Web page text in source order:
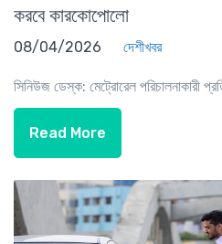
করবে কারকোপোলো
08/04/2026 দেশীখবর
সিনিউজ ডেস্ক: মেট্রোরেল পরিচালনাকারী
Read More